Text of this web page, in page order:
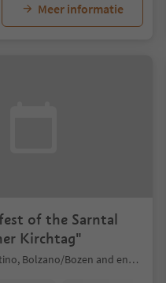
Meer informatie
of the Sarntal
Kirchtag"
Sarntal/Sarentino, Bolzano/Bozen and environs